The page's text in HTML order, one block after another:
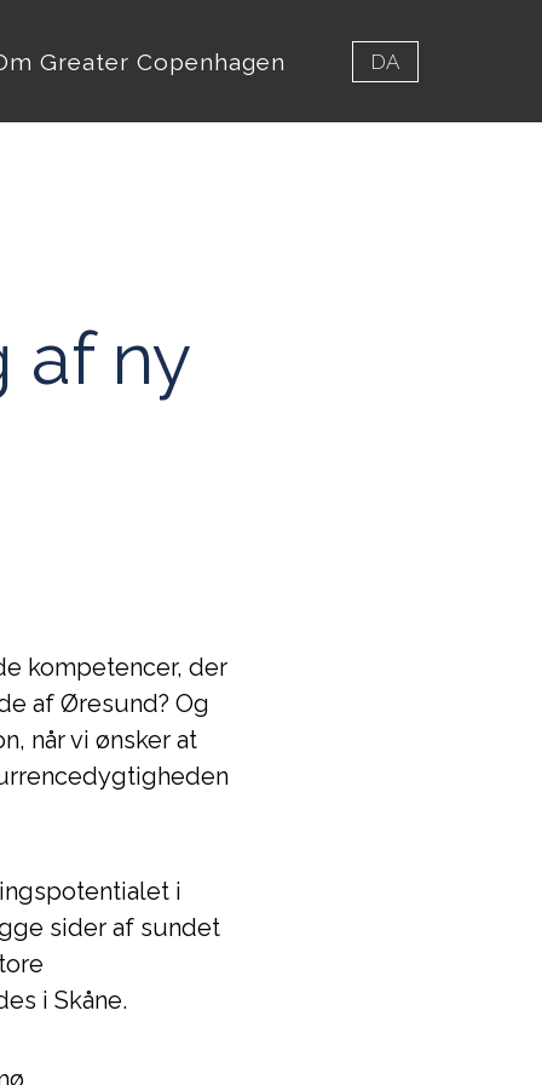
Greater Copenhagen DA
af ny
kompetencer, der
af Øresund? Og
når vi ønsker at
i
sider af sundet
i Skåne.